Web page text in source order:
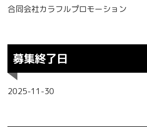
合同会社カラフルプロモーション
募集終了日
2025-11-30